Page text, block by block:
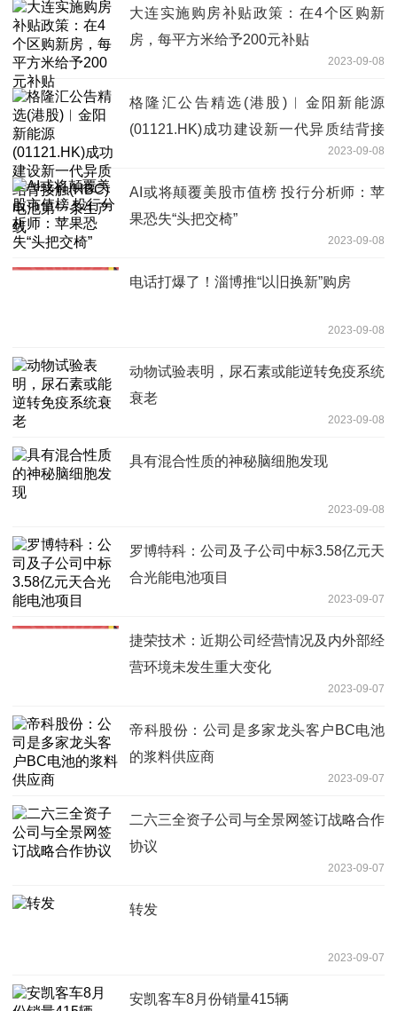
大连实施购房补贴政策：在4个区购新
房，每平方米给予200元补贴
2023-09-08
格隆汇公告精选(港股)︱金阳新能源
(01121.HK)成功建设新一代异质结背接
2023-09-08
AI或将颠覆美股市值榜 投行分析师：苹
果恐失“头把交椅”
2023-09-08
电话打爆了！淄博推“以旧换新”购房
2023-09-08
动物试验表明，尿石素或能逆转免疫系统
衰老
2023-09-08
具有混合性质的神秘脑细胞发现
2023-09-08
罗博特科：公司及子公司中标3.58亿元天
合光能电池项目
2023-09-07
捷荣技术：近期公司经营情况及内外部经
营环境未发生重大变化
2023-09-07
帝科股份：公司是多家龙头客户BC电池
的浆料供应商
2023-09-07
二六三全资子公司与全景网签订战略合作
协议
2023-09-07
转发
2023-09-07
安凯客车8月份销量415辆